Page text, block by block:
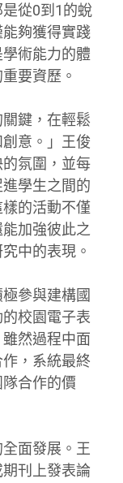
從0到1的蛻
夠獲得實踐
術能力的體
要資歷。
關鍵，在輕鬆
意。」王俊
氛圍，並每
學生之間的
的活動不僅
加強彼此之
中的表現。
參與建構國
校園電子表
然過程中面
，系統最終
合作的價
面發展。王
刊上發表論